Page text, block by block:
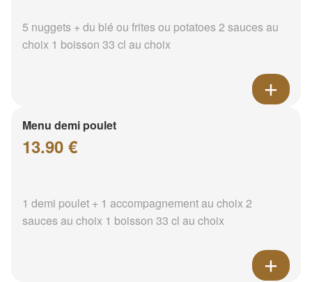
5 nuggets + du blé ou frites ou potatoes 2 sauces au
choix 1 boisson 33 cl au choix
Menu demi poulet
13.90 €
1 demi poulet + 1 accompagnement au choix 2
sauces au choix 1 boisson 33 cl au choix